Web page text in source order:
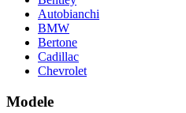
Autobianchi
BMW
Bertone
Cadillac
Chevrolet
Modele